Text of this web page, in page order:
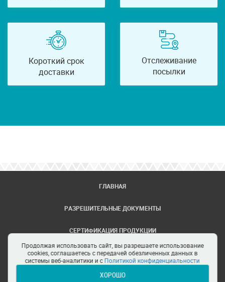
Короткий срок
доставки
Отслеживание
посылки
ГЛАВНАЯ
РАЗРЕШИТЕЛЬНЫЕ ДОКУМЕНТЫ
СЕРТИФИКАЦИЯ ПРОДУКЦИИ
ЗАДАТЬ ВОПРОС
ЦЕНТРЫ СЕРТИФИКАЦИИ
Продолжая использовать сайт, вы разрешаете использование
cookies, соглашаетесь с передачей обезличенных данных в
системы веб-аналитики и сПолитикой конфиденциальности
ХОРОШО